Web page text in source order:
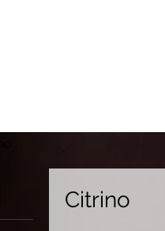
Citrino